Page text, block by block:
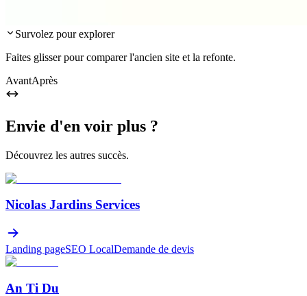
Survolez pour explorer
Faites glisser pour comparer l'ancien site et la refonte.
AvantAprès
Envie d'en voir plus ?
Découvrez les autres succès.
Nicolas Jardins Services
Landing pageSEO LocalDemande de devis
An Ti Du